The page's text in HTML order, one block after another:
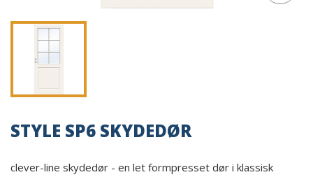
STYLE SP6 SKYDEDØR
clever-line skydedør - en let formpresset dør i klassisk